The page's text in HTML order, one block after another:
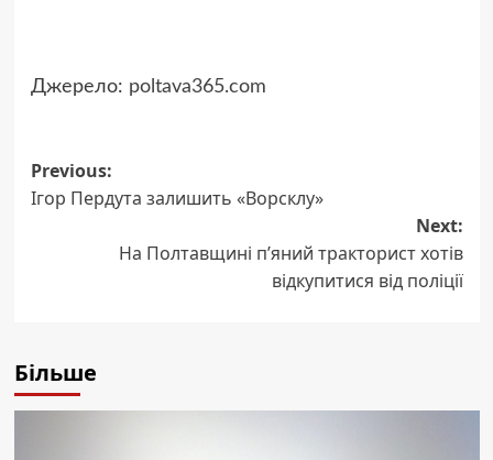
Джерело: poltava365.com
Post
navigation
Previous:
Ігор Пердута залишить «Ворсклу»
Next:
На Полтавщині п’яний тракторист хотів
відкупитися від поліції
Більше